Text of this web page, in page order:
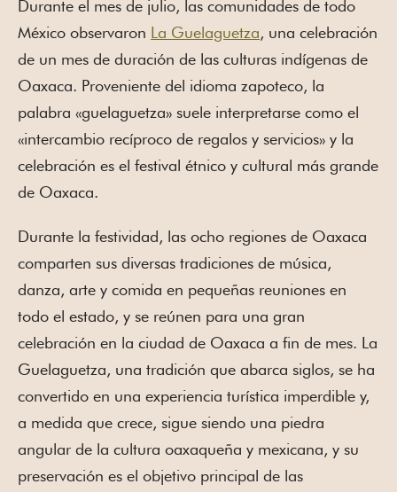
Durante el mes de julio, las comunidades de todo
México observaron La Guelaguetza, una celebración
de un mes de duración de las culturas indígenas de
Oaxaca. Proveniente del idioma zapoteco, la
palabra «guelaguetza» suele interpretarse como el
«intercambio recíproco de regalos y servicios» y la
celebración es el festival étnico y cultural más grande
de Oaxaca.
Durante la festividad, las ocho regiones de Oaxaca
comparten sus diversas tradiciones de música,
danza, arte y comida en pequeñas reuniones en
todo el estado, y se reúnen para una gran
celebración en la ciudad de Oaxaca a fin de mes. La
Guelaguetza, una tradición que abarca siglos, se ha
convertido en una experiencia turística imperdible y,
a medida que crece, sigue siendo una piedra
angular de la cultura oaxaqueña y mexicana, y su
preservación es el objetivo principal de las